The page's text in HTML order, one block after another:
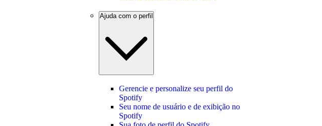
Ajuda com o perfil
Gerencie e personalize seu perfil do
Spotify
Seu nome de usuário e de exibição no
Spotify